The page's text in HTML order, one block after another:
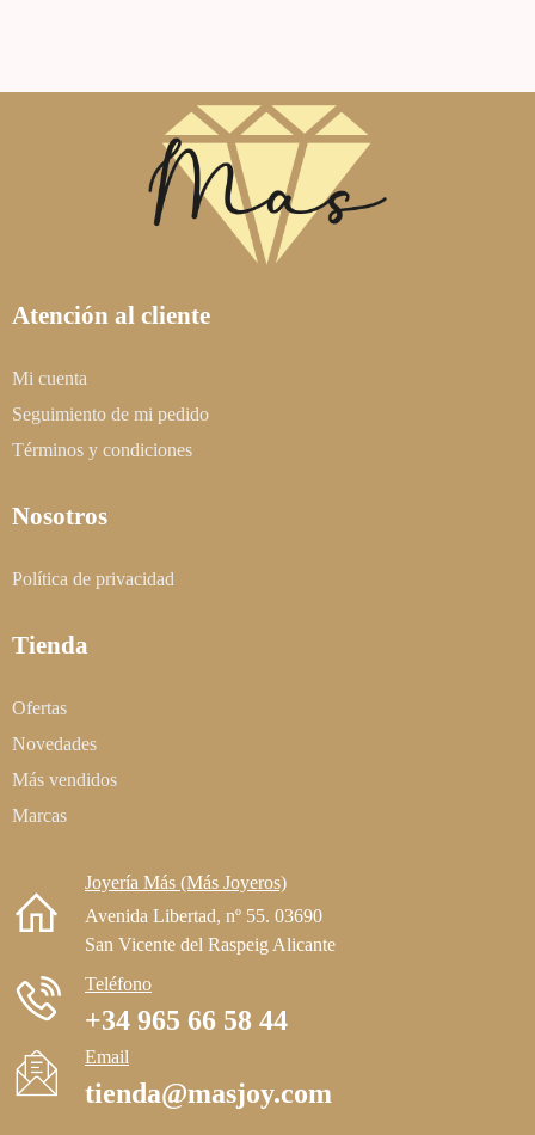
Atención al cliente
Mi cuenta
Seguimiento de mi pedido
Términos y condiciones
Nosotros
Política de privacidad
Tienda
Ofertas
Novedades
Más vendidos
Marcas
Joyería Más (Más Joyeros)
Avenida Libertad, nº 55. 03690
San Vicente del Raspeig Alicante
Teléfono
+34 965 66 58 44
Email
tienda@masjoy.com